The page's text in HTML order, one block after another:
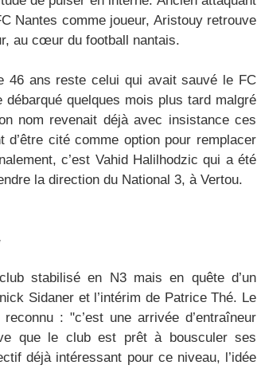
Nantes comme joueur, Aristouy retrouve
au cœur du football nantais.
46 ans reste celui qui avait sauvé le FC
quelques mois plus tard malgré
nom revenait déjà avec insistance ces
cité comme option pour remplacer
c’est Vahid Halilhodzic qui a été
la direction du National 3, à Vertou.
stabilisé en N3 mais en quête d’un
Sidaner et l’intérim de Patrice Thé. Le
: "c’est une arrivée d’entraîneur
que le club est prêt à bousculer ses
déjà intéressant pour ce niveau, l’idée